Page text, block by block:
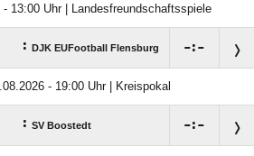
13:00 Uhr | Landesfreundschaftsspiele
: DJK EUFootball Flensburg :
- 19:00 Uhr | Kreispokal
: SV Boostedt :